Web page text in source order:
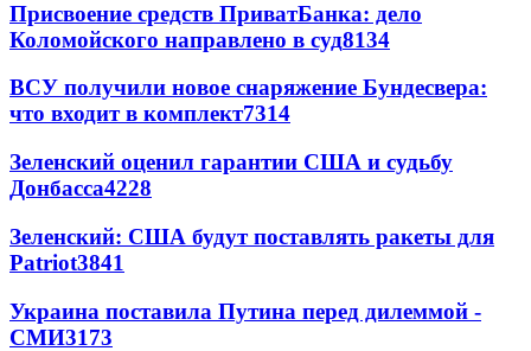
Присвоение средств ПриватБанка: дело
Коломойского направлено в суд8134
ВСУ получили новое снаряжение Бундесвера:
что входит в комплект7314
Зеленский оценил гарантии США и судьбу
Донбасса4228
Зеленский: США будут поставлять ракеты для
Patriot3841
Украина поставила Путина перед дилеммой -
СМИ3173